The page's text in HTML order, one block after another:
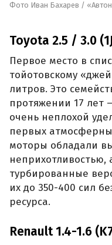
Фото Иван Бахарев /
Toyota 2.5 / 3.0
Первое место в
тойотовскому
литров. Это
протяжении 17 лет
очень неплохой
первых
моторы обладали
неприхотливостью,
турбированные
их до 350-400 сил
ресурса.
Renault 1.4-1.6